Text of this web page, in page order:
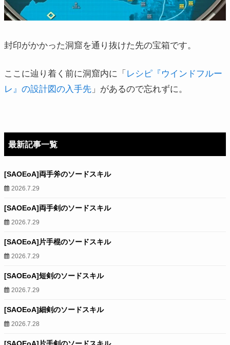
封印がかかった洞窟を通り抜けた先の宝箱です。
ここに辿り着く前に洞窟内に「 レシピ『ウインドフルー
レ』の設計図の入手先 」があるので忘れずに。
最新記事一覧
[SAOEoA]両手斧のソードスキル
2026.7.29
[SAOEoA]両手剣のソードスキル
2026.7.29
[SAOEoA]片手棍のソードスキル
2026.7.29
[SAOEoA]短剣のソードスキル
2026.7.29
[SAOEoA]細剣のソードスキル
2026.7.28
[SAOEoA]片手剣のソードスキル